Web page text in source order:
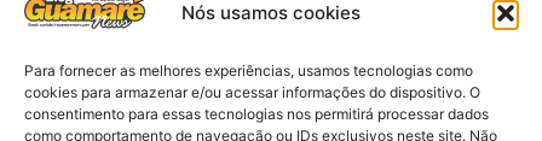
Nós usamos cookies
Para fornecer as melhores experiências, usamos tecnologias como
cookies para armazenar e/ou acessar informações do dispositivo. O
consentimento para essas tecnologias nos permitirá processar dados
como comportamento de navegação ou IDs exclusivos neste site. Não